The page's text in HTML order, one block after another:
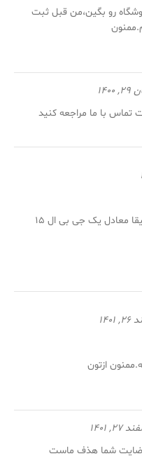
رو بگین،من قبل ثبت
1400
تماس با ما مراجعه کنید
به نسبت قیمت عالیه. دقیقا معادل یک جی بی ال 15
1401
ازتون
27, 1401
رضایت شما هذف ماست